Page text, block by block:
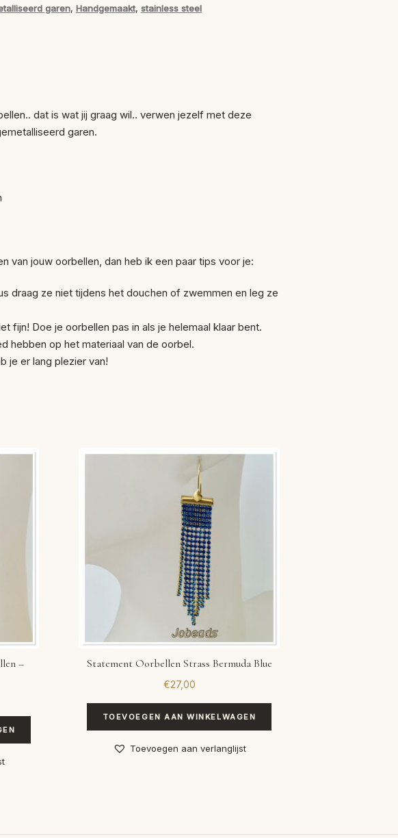
garen, Handgemaakt, stainless steel
dat is wat jij graag wil.. verwen jezelf met deze
garen.
van jouw oorbellen, dan heb ik een paar tips voor je:
draag ze niet tijdens het douchen of zwemmen en leg ze
fijn! Doe je oorbellen pas in als je helemaal klaar bent.
hebben op het materiaal van de oorbel.
je er lang plezier van!
–
Statement Oorbellen Strass Bermuda Blue
€27,00
TOEVOEGEN AAN WINKELWAGEN
Toevoegen aan verlanglijst